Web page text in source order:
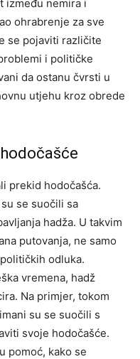
između nemira i
ohrabrenje za sve
se pojaviti različite
i političke
da ostanu čvrsti u
utjehu kroz obrede
prekid hodočašća.
se suočili sa
hadža. U takvim
putovanja, ne samo
odluka.
vremena, hadž
Na primjer, tokom
su se suočili s
svoje hodočašće.
pomoć, kako se